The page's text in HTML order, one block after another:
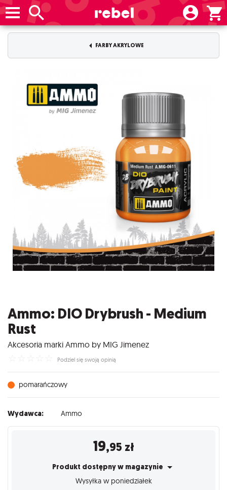
FARBY AKRYLOWE
Ammo: DIO Drybrush - Medium
Rust
Akcesoria marki Ammo by MIG Jimenez
Podziel się swoją opinią
pomarańczowy
Wydawca: Ammo
19,95 zł
Produkt dostępny w magazynie
Wysyłka w poniedziałek